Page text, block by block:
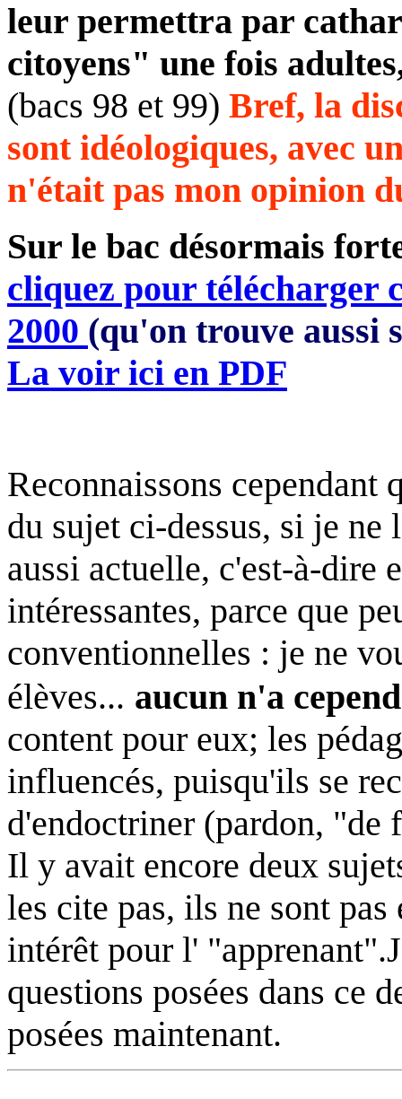
leur permettra par
citoyens" une fois
(bacs 98 et 99) Bref, la
sont idéologiques, avec
n'était pas mon opinion
Sur le bac désormais
cliquez pour télécharger
2000 (qu'on trouve aussi
La voir ici en PDF
Reconnaissons cependant
du sujet ci-dessus, si je ne
aussi actuelle, c'est-à-dire
intéressantes, parce que
conventionnelles : je ne
élèves... aucun n'a
content pour eux; les
influencés, puisqu'ils se
d'endoctriner (pardon, "de
Il y avait encore deux
les cite pas, ils ne sont
intérêt pour l'
questions posées dans ce
posées maintenant.